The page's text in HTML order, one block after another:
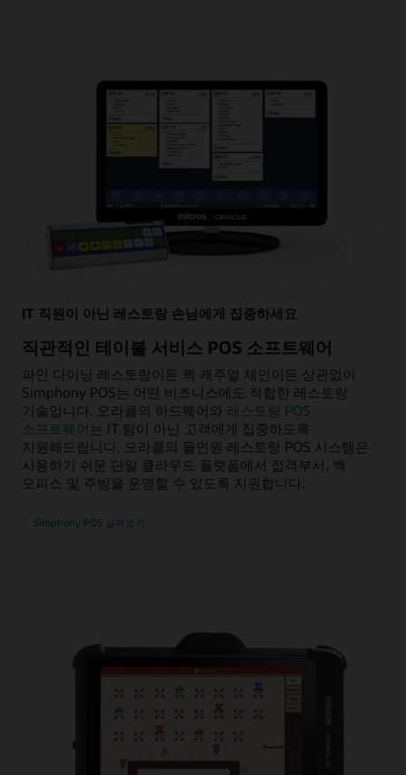
IT 직원이 아닌 레스토랑 손님에게 집중하세요
직관적인 테이블 서비스 POS 소프트웨어
파인 다이닝 레스토랑이든 퀵 캐주얼 체인이든 상관없이
Simphony POS는 어떤 비즈니스에도 적합한 레스토랑
기술입니다. 오라클의 하드웨어와 레스토랑 POS
소프트웨어는 IT 팀이 아닌 고객에게 집중하도록
지원해드립니다. 오라클의 올인원 레스토랑 POS 시스템은
사용하기 쉬운 단일 클라우드 플랫폼에서 접객부서, 백
오피스 및 주방을 운영할 수 있도록 지원합니다.
Simphony POS 살펴보기